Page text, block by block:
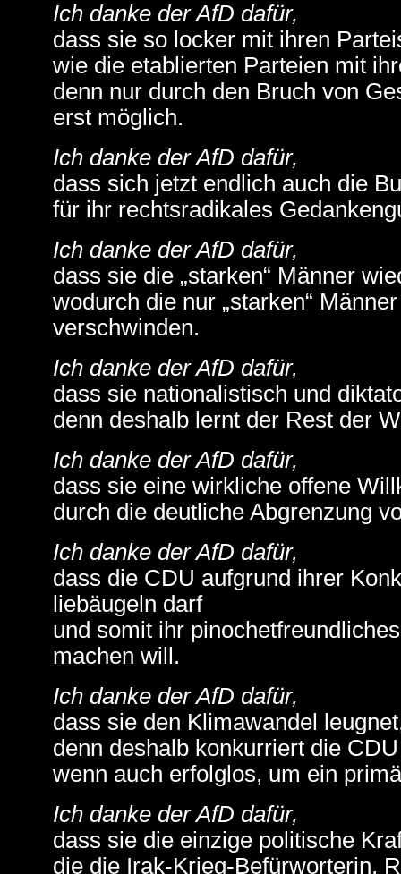
Ich danke der AfD dafür,
dass sie so locker mit ihren
wie die etablierten Parteien mit
denn nur durch den Bruch von
erst möglich.
Ich danke der AfD dafür,
dass sich jetzt endlich auch die
für ihr rechtsradikales
Ich danke der AfD dafür,
dass sie die „starken“ Männer
wodurch die nur „starken“
verschwinden.
Ich danke der AfD dafür,
dass sie nationalistisch und
denn deshalb lernt der Rest der
Ich danke der AfD dafür,
dass sie eine wirkliche offene
durch die deutliche Abgrenzung
Ich danke der AfD dafür,
dass die CDU aufgrund ihrer
liebäugeln darf
und somit ihr
machen will.
Ich danke der AfD dafür,
dass sie den Klimawandel
denn deshalb konkurriert die
wenn auch erfolglos, um ein
Ich danke der AfD dafür,
dass sie die einzige politische
die die Irak-Krieg-Befürworterin,